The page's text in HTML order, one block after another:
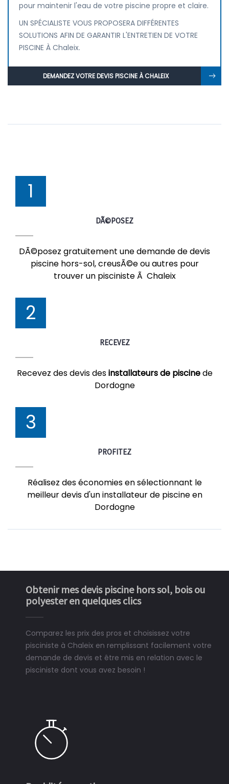
pour maintenir l'eau de votre piscine propre et claire.
UN SPÉCIALISTE VOUS PROPOSERA DIFFÉRENTES
SOLUTIONS AFIN DE GARANTIR L'ENTRETIEN DE VOTRE
PISCINE À Chaleix.
DEMANDEZ VOTRE DEVIS PISCINE À CHALEIX
1
DÃ©POSEZ
DÃ©posez gratuitement une demande de devis
piscine hors-sol, creusÃ©e ou autres pour
trouver un pisciniste Ã Chaleix
2
RECEVEZ
Recevez des devis desinstallateurs de piscinede
Dordogne
3
PROFITEZ
Réalisez des économies en sélectionnant le
meilleur devis d'un installateur de piscine en
Dordogne
Obtenir mes devis piscine hors sol, bois ou
polyester en quelques clics
Comparez les prix des pros et choisissez votre
pisciniste à Chaleix en remplissant facilement votre
demande de devis et être mis en relation avec le
pisciniste dont vous avez besoin !